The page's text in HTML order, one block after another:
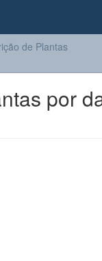
de Plantas
por